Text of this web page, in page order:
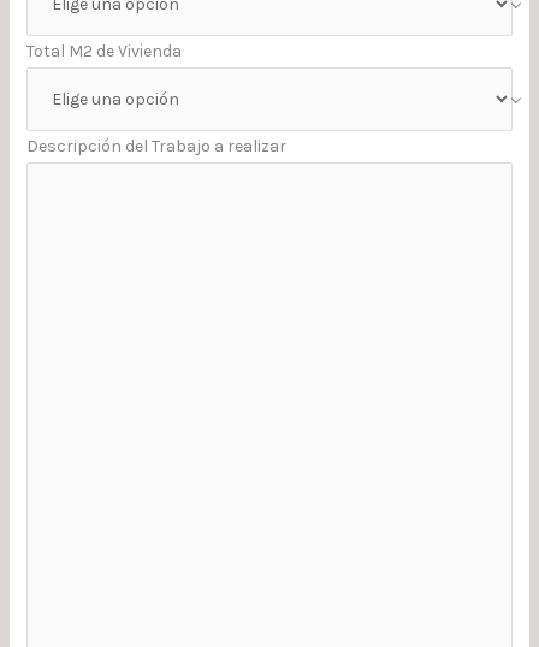
Total M2 de Vivienda
Descripción del Trabajo a realizar